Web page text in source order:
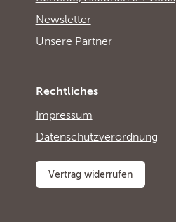
Newsletter
Unsere Partner
Rechtliches
Impressum
Datenschutzverordnung
Vertrag widerrufen